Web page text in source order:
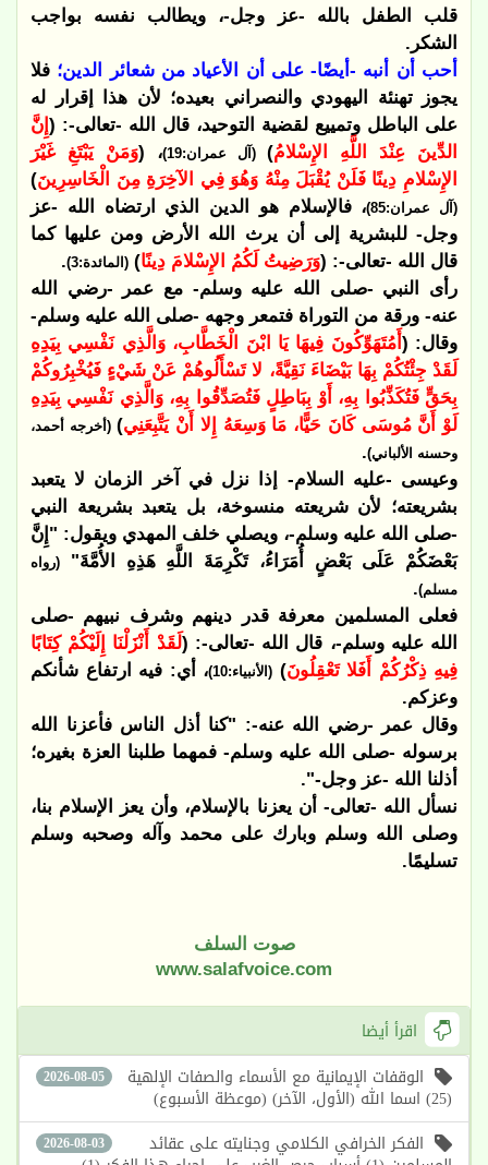
قلب الطفل بالله -عز وجل-، ويطالب نفسه بواجب
الشكر.
أحب أن أنبه -أيضًا- على أن الأعياد من شعائر الدين؛ فلا
يجوز تهنئة اليهودي والنصراني بعيده؛ لأن هذا إقرار له
على الباطل وتمييع لقضية التوحيد، قال الله -تعالى-: (إِنَّ
الدِّينَ عِنْدَ اللَّهِ الإِسْلامُ)(آل عمران:19) ، (وَمَنْ يَبْتَغِ غَيْرَ
الإِسْلامِ دِينًا فَلَنْ يُقْبَلَ مِنْهُ وَهُوَ فِي الآخِرَةِ مِنَ الْخَاسِرِينَ)
(آل عمران:85)
، فالإسلام هو الدين الذي ارتضاه الله -عز
وجل- للبشرية إلى أن يرث الله الأرض ومن عليها كما
قال الله -تعالى-: (وَرَضِيتُ لَكُمُ الإِسْلامَ دِينًا) (المائدة:3)
.
رأى النبي -صلى الله عليه وسلم- مع عمر -رضي الله
عنه- ورقة من التوراة فتمعر وجهه -صلى الله عليه وسلم-
وقال: ( أَمُتَهَوِّكُونَ فِيهَا يَا ابْنَ الْخَطَّابِ، وَالَّذِي نَفْسِي بِيَدِهِ
لَقَدْ جِئْتُكُمْ بِهَا بَيْضَاءَ نَقِيَّةً، لا تَسْأَلُوهُمْ عَنْ شَيْءٍ فَيُخْبِرُوكُمْ
بِحَقٍّ فَتُكَذِّبُوا بِهِ، أَوْ بِبَاطِلٍ فَتُصَدِّقُوا بِهِ، وَالَّذِي نَفْسِي بِيَدِهِ
لَوْ أَنَّ مُوسَى كَانَ حَيًّا، مَا وَسِعَهُ إِلا أَنْ يَتَّبِعَنِي)(أخرجه أحمد،
وحسنه الألباني).
وعيسى -عليه السلام- إذا نزل في آخر الزمان لا يتعبد
بشريعته؛ لأن شريعته منسوخة، بل يتعبد بشريعة النبي
-صلى الله عليه وسلم-، ويصلي خلف المهدي ويقول: "إِنَّ
بَعْضَكُمْ عَلَى بَعْضٍ أُمَرَاءُ، تَكْرِمَةَ اللَّهِ هَذِهِ الأُمَّةَ"
(رواه
مسلم).
فعلى المسلمين معرفة قدر دينهم وشرف نبيهم -صلى
الله عليه وسلم-، قال الله -تعالى-: (لَقَدْ أَنْزَلْنَا إِلَيْكُمْ كِتَابًا
فِيهِ ذِكْرُكُمْ أَفَلا تَعْقِلُونَ) (الأنبياء:10)
، أي: فيه ارتفاع شأنكم
وعزكم.
وقال عمر -رضي الله عنه-: "كنا أذل الناس فأعزنا الله
برسوله -صلى الله عليه وسلم- فمهما طلبنا العزة بغيره؛
أذلنا الله -عز وجل-".
نسأل الله -تعالى- أن يعزنا بالإسلام، وأن يعز الإسلام بنا،
وصلى الله وسلم وبارك على محمد وآله وصحبه وسلم
تسليمًا.
صوت السلف
www.salafvoice.com
اقرأ أيضا
2026-08-05 الوقفات الإيمانية مع الأسماء والصفات الإلهية
(25) اسما الله (الأول، الآخر) (موعظة الأسبوع)
2026-08-03 الفكر الخرافي الكلامي وجنايته على عقائد